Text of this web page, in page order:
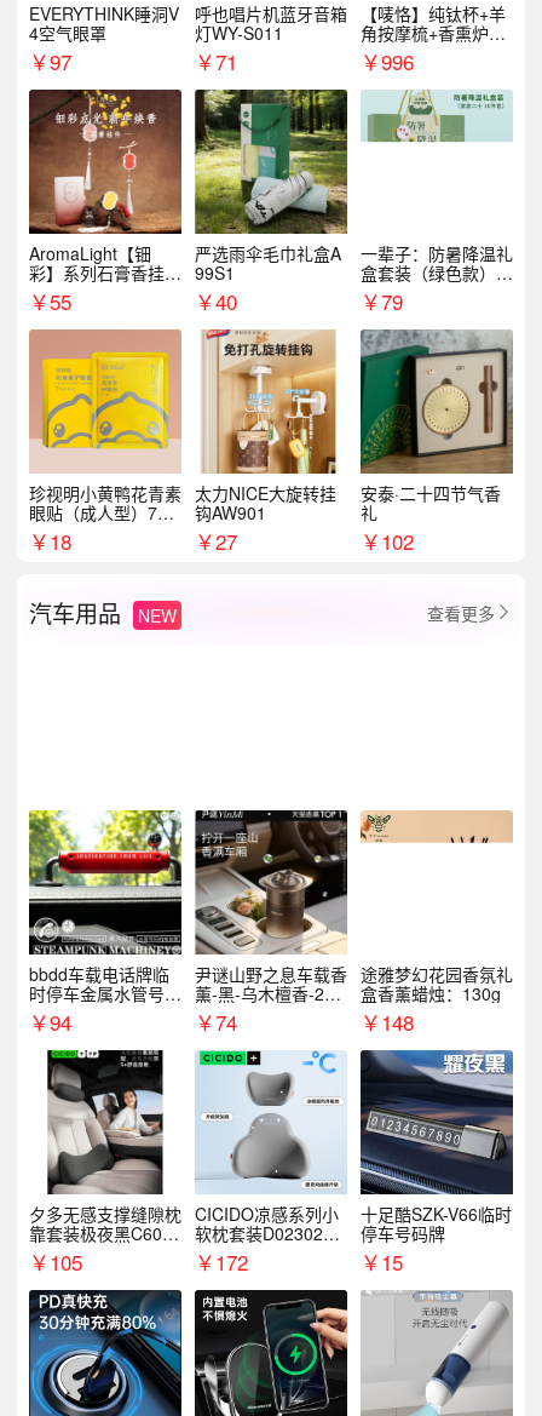
EVERYTHINK睡洞V
4空气眼罩
￥97
呼也唱片机蓝牙音箱
灯WY-S011
￥71
【唛恪】纯钛杯+羊
角按摩梳+香熏炉
+气垫梳
￥996
AromaLight【钿
彩】系列石膏香挂
（代发香味随机）
￥55
严选雨伞毛巾礼盒A
99S1
￥40
一辈子：防暑降温礼
盒套装（绿色款）支
持自由搭配
￥79
珍视明小黄鸭花青素
眼贴（成人型）7对/
盒
￥18
太力NICE大旋转挂
钩AW901
￥27
安泰·二十四节气香
礼
￥102
汽车用品 NEW 查看更多 
bbdd车载电话牌临
时停车金属水管号码
牌可隐藏创意趣味
￥94
尹谜山野之息车载香
薰-黑-乌木檀香-200
g￥74
途雅梦幻花园香氛礼
盒香薰蜡烛：130g
￥148
夕多无感支撑缝隙枕
靠套装极夜黑C6003
+C6004
￥105
CICIDO凉感系列小
软枕套装D023021+
D033031
￥172
十足酷SZK-V66临时
停车号码牌
￥15